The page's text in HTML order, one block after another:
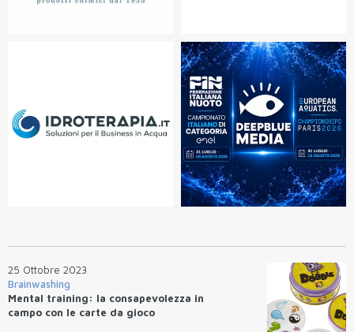
25 Ottobre 2023
Brainwashing
Mental training: la consapevolezza in
campo con le carte da gioco